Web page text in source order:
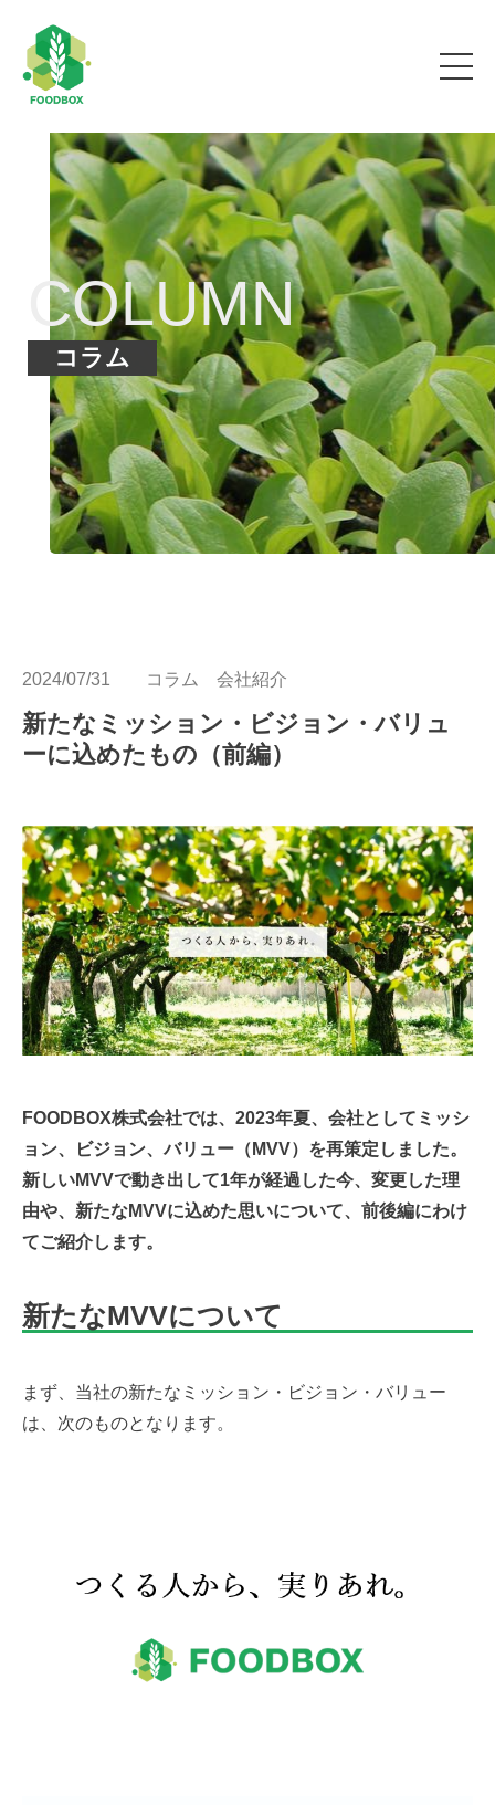
COLUMN
コラム
2024/07/31 コラム 会社紹介
新たなミッション・ビジョン・バリュ
ーに込めたもの（前編）
FOODBOX株式会社では、2023年夏、会社としてミッシ
ョン、ビジョン、バリュー（MVV）を再策定しました。
新しいMVVで動き出して1年が経過した今、変更した理
由や、新たなMVVに込めた思いについて、前後編にわけ
てご紹介します。
新たなMVVについて
まず、当社の新たなミッション・ビジョン・バリュー
は、次のものとなります。